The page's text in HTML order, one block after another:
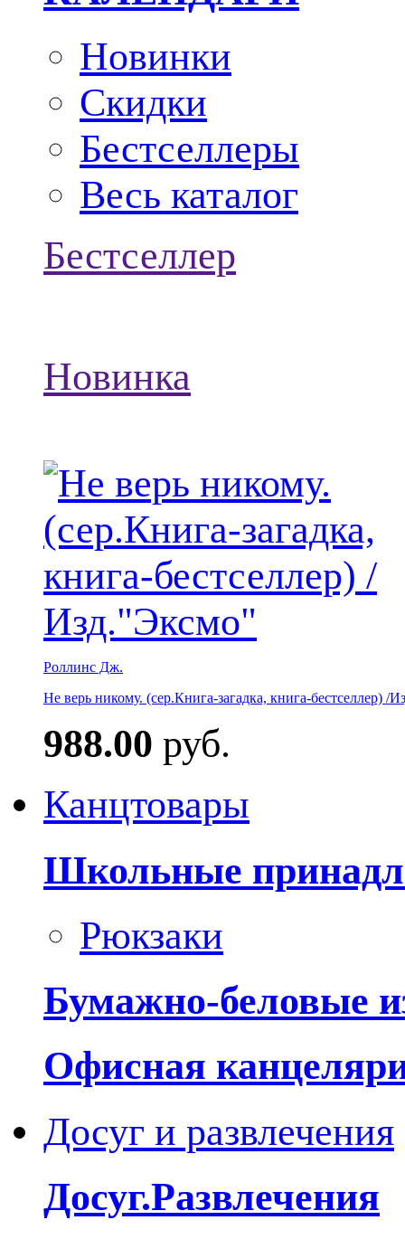
Новинки
Скидки
Бестселлеры
Весь каталог
Бестселлер
Новинка
Роллинс Дж.
Не верь никому. (сер.Книга-загадка, книга-бестселлер) /
988.00 руб.
Канцтовары
Школьные
Рюкзаки
Бумажно-беловые
Офисная
Досуг и развлечения
Досуг.Развлечения